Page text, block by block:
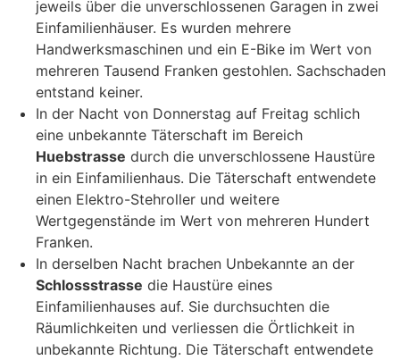
jeweils über die unverschlossenen Garagen in zwei
Einfamilienhäuser. Es wurden mehrere
Handwerksmaschinen und ein E-Bike im Wert von
mehreren Tausend Franken gestohlen. Sachschaden
entstand keiner.
In der Nacht von Donnerstag auf Freitag schlich
eine unbekannte Täterschaft im Bereich
Huebstrasse durch die unverschlossene Haustüre
in ein Einfamilienhaus. Die Täterschaft entwendete
einen Elektro-Stehroller und weitere
Wertgegenstände im Wert von mehreren Hundert
Franken.
In derselben Nacht brachen Unbekannte an der
Schlossstrasse die Haustüre eines
Einfamilienhauses auf. Sie durchsuchten die
Räumlichkeiten und verliessen die Örtlichkeit in
unbekannte Richtung. Die Täterschaft entwendete